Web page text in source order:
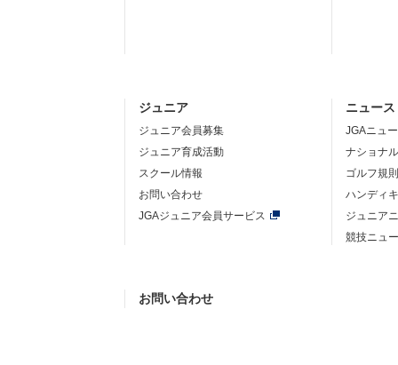
ジュニア
ジュニア会員募集
ジュニア育成活動
スクール情報
お問い合わせ
JGAジュニア会員サービス
ニュース
JGAニュ
ナショナ
ゴルフ規
ハンディ
ジュニア
競技ニュ
お問い合わせ